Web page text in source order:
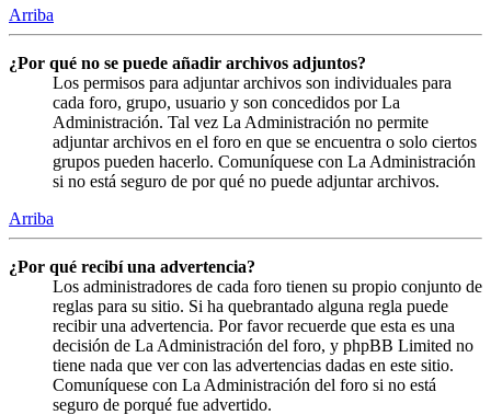
Arriba
¿Por qué no se puede añadir archivos adjuntos?
Los permisos para adjuntar archivos son individuales para
cada foro, grupo, usuario y son concedidos por La
Administración. Tal vez La Administración no permite
adjuntar archivos en el foro en que se encuentra o solo ciertos
grupos pueden hacerlo. Comuníquese con La Administración
si no está seguro de por qué no puede adjuntar archivos.
Arriba
¿Por qué recibí una advertencia?
Los administradores de cada foro tienen su propio conjunto de
reglas para su sitio. Si ha quebrantado alguna regla puede
recibir una advertencia. Por favor recuerde que esta es una
decisión de La Administración del foro, y phpBB Limited no
tiene nada que ver con las advertencias dadas en este sitio.
Comuníquese con La Administración del foro si no está
seguro de porqué fue advertido.